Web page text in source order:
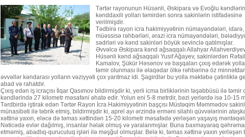
Tərtər rayonunun Hüsənli, Əskipara və Evoğlu
kənddaxili yolları təmirdən sonra sakinlərin istifadəsinə
verilmişdir.
Tədbirə rayon icra hakimiyyətinin nümayəndələri, idarə,
müəssisə rəhbərləri, ərazi icra nümayəndələri,
sədrləri və kənd sakinləri böyük sevinclə qatılmışlar.
Əvvəlcə Əskipara kənd ağsaqqalı Allahyar
Hüsənli kənd ağsaqqalı Yusif Ağayev, sakinlərdən Rəfail
Kamalov, Şükür Həsənov və başqaları çıxış edərək
təmir olunması ilə əlaqədar ölkə rəhbərinə öz
əvvəllər kəndarası yolların vəziyyəti çox yarıtmaz idi. Şagirdlər bu yolla məktəbə çətinliklə
abad və rahatdır.
Çıxış edən iş icraçısı İlqar Qasımov bildirmişdir ki, yerli icma birliklərinin təşəbbüsü ilə
kəndlərində 27 kilometr məsafəni əhatə edir. Yolun eni 5-8 metrdir, bəzi yerlərdə isə 10-15
Tərdbirdə iştirak edən Tərtər Rayon İcra Hakimiyyətinin başçısı Müstəqim Məmmədov
münasibəti ilə təbrik etmiş, bildirmişdir ki, aprel ayı ərzində erməni silahlı qüvvələrinin
xəttinə yaxın, eləcə də təmas xəttindən 15-20 kilometr məsafədə yerləşən yaşayış
Nəticədə evlər dağılmış, insanlar həlak olmuş və yaralanmışlar. Buna baxmayaraq
etməmiş, abadlıq-quruculuq işləri ilə məşğul olmuşlar. Belə ki, təmas xəttinə yaxın yerləşən